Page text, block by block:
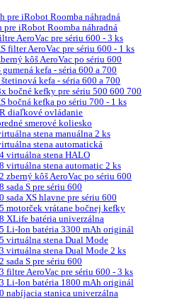
pre iRobot Roomba náhradná
iRobot Roomba náhradná
AeroVac pre sériu 600 - 3 ks
filter AeroVac pre sériu 600 - 1 ks
kôš AeroVac po sériu 600
kefa - séria 600 a 700
kefa - séria 600 a 700
bočné kefky pre sériu 500 600 700
bočná kefka po sériu 700 - 1 ks
diaľkové ovládanie
smerové koliesko
stena manuálna 2 ks
stena automatická
virtuálna stena HALO
virtuálna stena automatic 2 ks
zberný kôš AeroVac po sériu 600
S pre sériu 600
XS hlavne pre sériu 600
motorček vrátane bočnej kefky
XLife batéria univerzálna
Li-Ion batéria 3300 mAh originál
virtuálna stena Dual Mode
virtuálna stena Dual Mode 2 ks
S pre sériu 600
filtre AeroVac pre sériu 600 - 3 ks
Li-Ion batéria 1800 mAh originál
nabíjacia stanica univerzálna